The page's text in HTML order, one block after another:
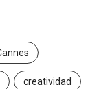
creatividad